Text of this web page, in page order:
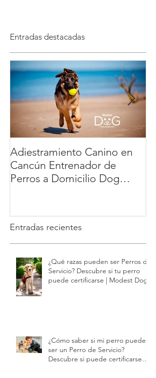
Entradas destacadas
Adiestramiento Canino en
Cancún Entrenador de
Perros a Domicilio Dog
sin estrés | Modest Dog
Entradas recientes
¿Qué razas pueden ser Perros de
Servicio? Descubre si tu perro
puede certificarse | Modest Dog
¿Cómo saber si mi perro puede
ser un Perro de Servicio?
Descubre si puede certificarse